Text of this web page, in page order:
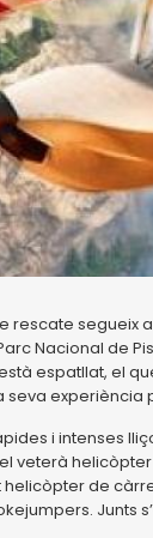
rescate segueix
Nacional de
espatllat, el
seva experiència
i intenses
veterà
helicòpter de
Junts